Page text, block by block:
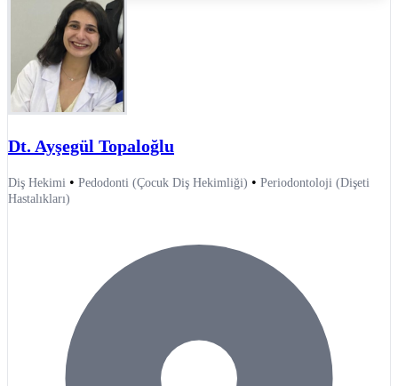
Dt. Ayşegül Topaloğlu
Diş Hekimi • Pedodonti (Çocuk Diş Hekimliği) • Periodontoloji (Dişeti
Hastalıkları)